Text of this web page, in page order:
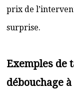
prix de
surprise.
Exemples de
débouchage